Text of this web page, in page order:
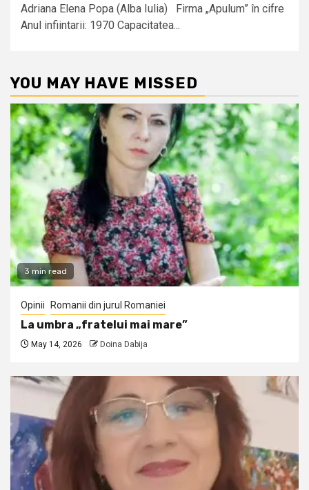
Adriana Elena Popa (Alba Iulia) Firma „Apulum” în cifre
Anul infiintarii: 1970 Capacitatea...
YOU MAY HAVE MISSED
3 min read
Opinii Romanii din jurul Romaniei
La umbra „fratelui mai mare”
May 14, 2026 Doina Dabija